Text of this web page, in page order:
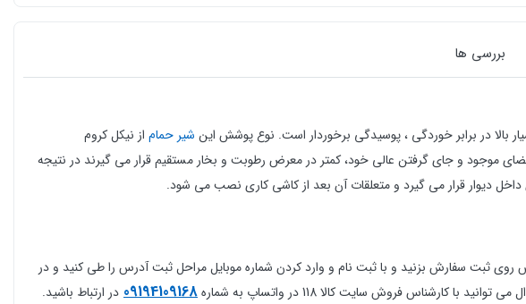
بررسی ها
بالا در برابر خوردگی ، پوسیدگی برخوردار است. نوع پوشش این شیر حمام از نیکل کروم
موجود و جای گرفتن عالی خود، کمتر در معرض رطوبت و بخار مستقیم قرار می‌ گیرند در نتیجه
دیوار قرار می گیرد و متعلقات آن بعد از کاشی کاری نصب می شود.
افزودن به سبد خرید کلیک کنید و سپس روی ثبت سفارش بزنید و با ثبت نام و وارد کردن شماره موبایل مراحل ثبت آدرس را طی کنید و در
فروش سایت کالا 118 در واتساپ به شماره
09194109168 در ارتباط باشید.